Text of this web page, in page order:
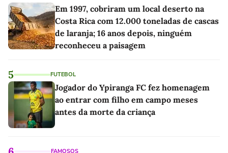
Em 1997, cobriram um local deserto na
Costa Rica com 12.000 toneladas de cascas
de laranja; 16 anos depois, ninguém
reconheceu a paisagem
5 FUTEBOL
Jogador do Ypiranga FC fez homenagem
ao entrar com filho em campo meses
antes da morte da criança
FAMOSOS